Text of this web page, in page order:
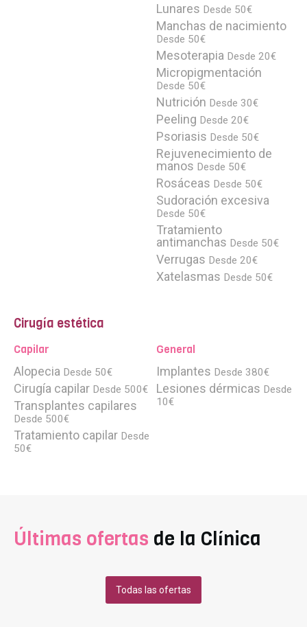
Lunares Desde 50€
Manchas de nacimiento
Desde 50€
Mesoterapia Desde 20€
Micropigmentación
Desde 50€
Nutrición Desde 30€
Peeling Desde 20€
Psoriasis Desde 50€
Rejuvenecimiento de
manos Desde 50€
Rosáceas Desde 50€
Sudoración excesiva
Desde 50€
Tratamiento
antimanchas Desde 50€
Verrugas Desde 20€
Xatelasmas Desde 50€
Cirugía estética
Capilar
Alopecia Desde 50€
Cirugía capilar Desde 500€
Transplantes capilares
Desde 500€
Tratamiento capilar Desde
50€
General
Implantes Desde 380€
Lesiones dérmicas Desde
10€
Últimas ofertas de la Clínica
Todas las ofertas